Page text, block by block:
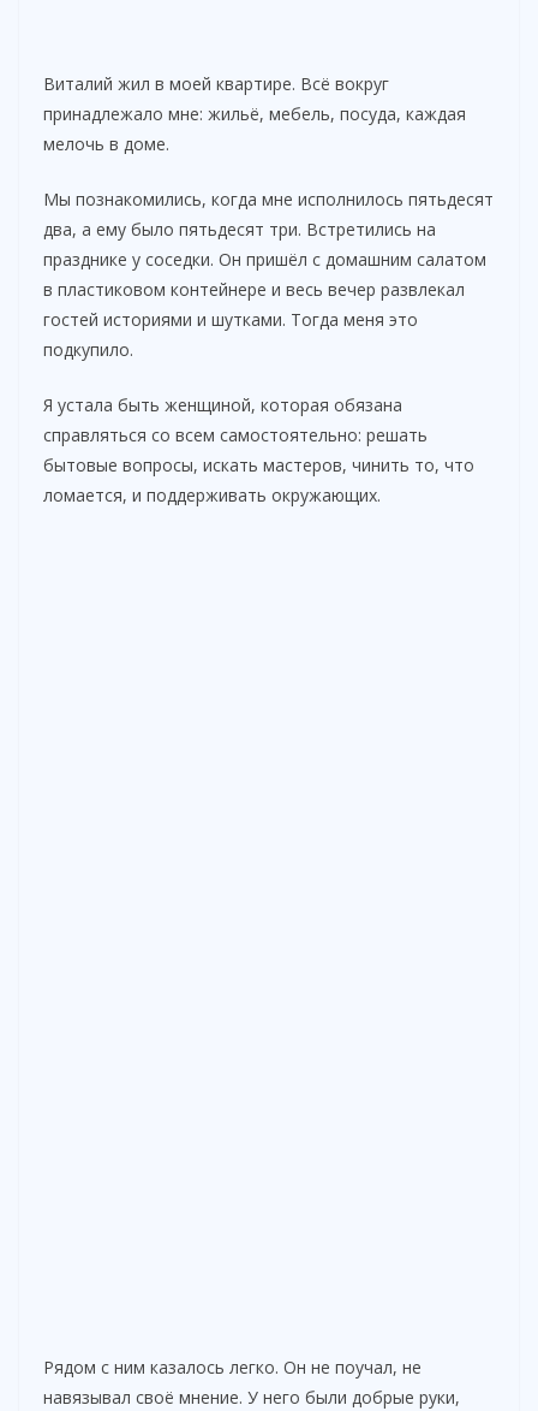
Виталий жил в моей квартире. Всё вокруг
принадлежало мне: жильё, мебель, посуда, каждая
мелочь в доме.
Мы познакомились, когда мне исполнилось пятьдесят
два, а ему было пятьдесят три. Встретились на
празднике у соседки. Он пришёл с домашним салатом
в пластиковом контейнере и весь вечер развлекал
гостей историями и шутками. Тогда меня это
подкупило.
Я устала быть женщиной, которая обязана
справляться со всем самостоятельно: решать
бытовые вопросы, искать мастеров, чинить то, что
ломается, и поддерживать окружающих.
Рядом с ним казалось легко. Он не поучал, не
навязывал своё мнение. У него были добрые руки,